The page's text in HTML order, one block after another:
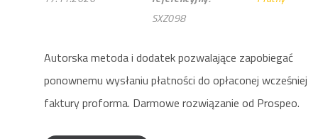
SXZ098
Autorska metoda i dodatek pozwalające zapobiegać
ponownemu wysłaniu płatności do opłaconej wcześniej
faktury proforma. Darmowe rozwiązanie od Prospeo.